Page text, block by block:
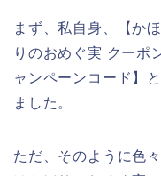
まず、私自身、【か
りのおめぐ実 クーポ
ャンペーンコード】
ました。
ただ、そのように色